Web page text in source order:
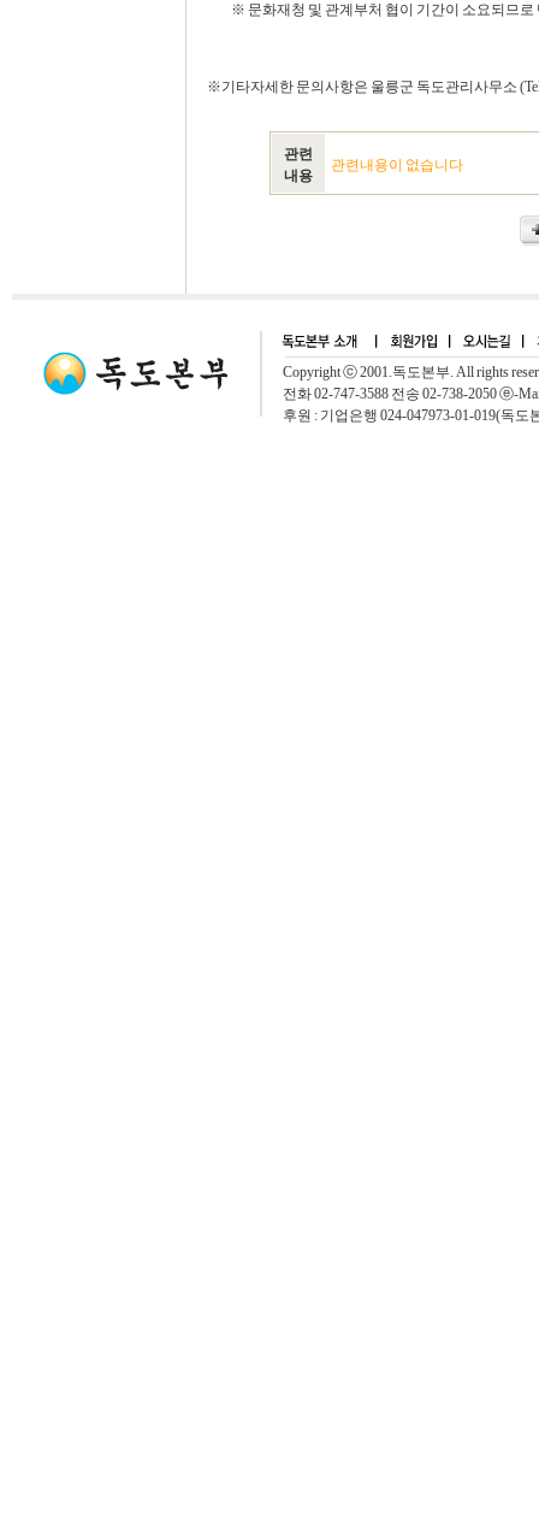
※ 문화재청 및 관계부처 협이 기간이 소요되므로
※기타자세한 문의사항은 울릉군 독도관리사무소
관련
내용
관련내용이 없습니다
Copyright ⓒ 2001.독도본부. All rights
전화 02-747-3588 전송 02-738-2050 ⓔ-
후원 : 기업은행 024-047973-01-019(독도